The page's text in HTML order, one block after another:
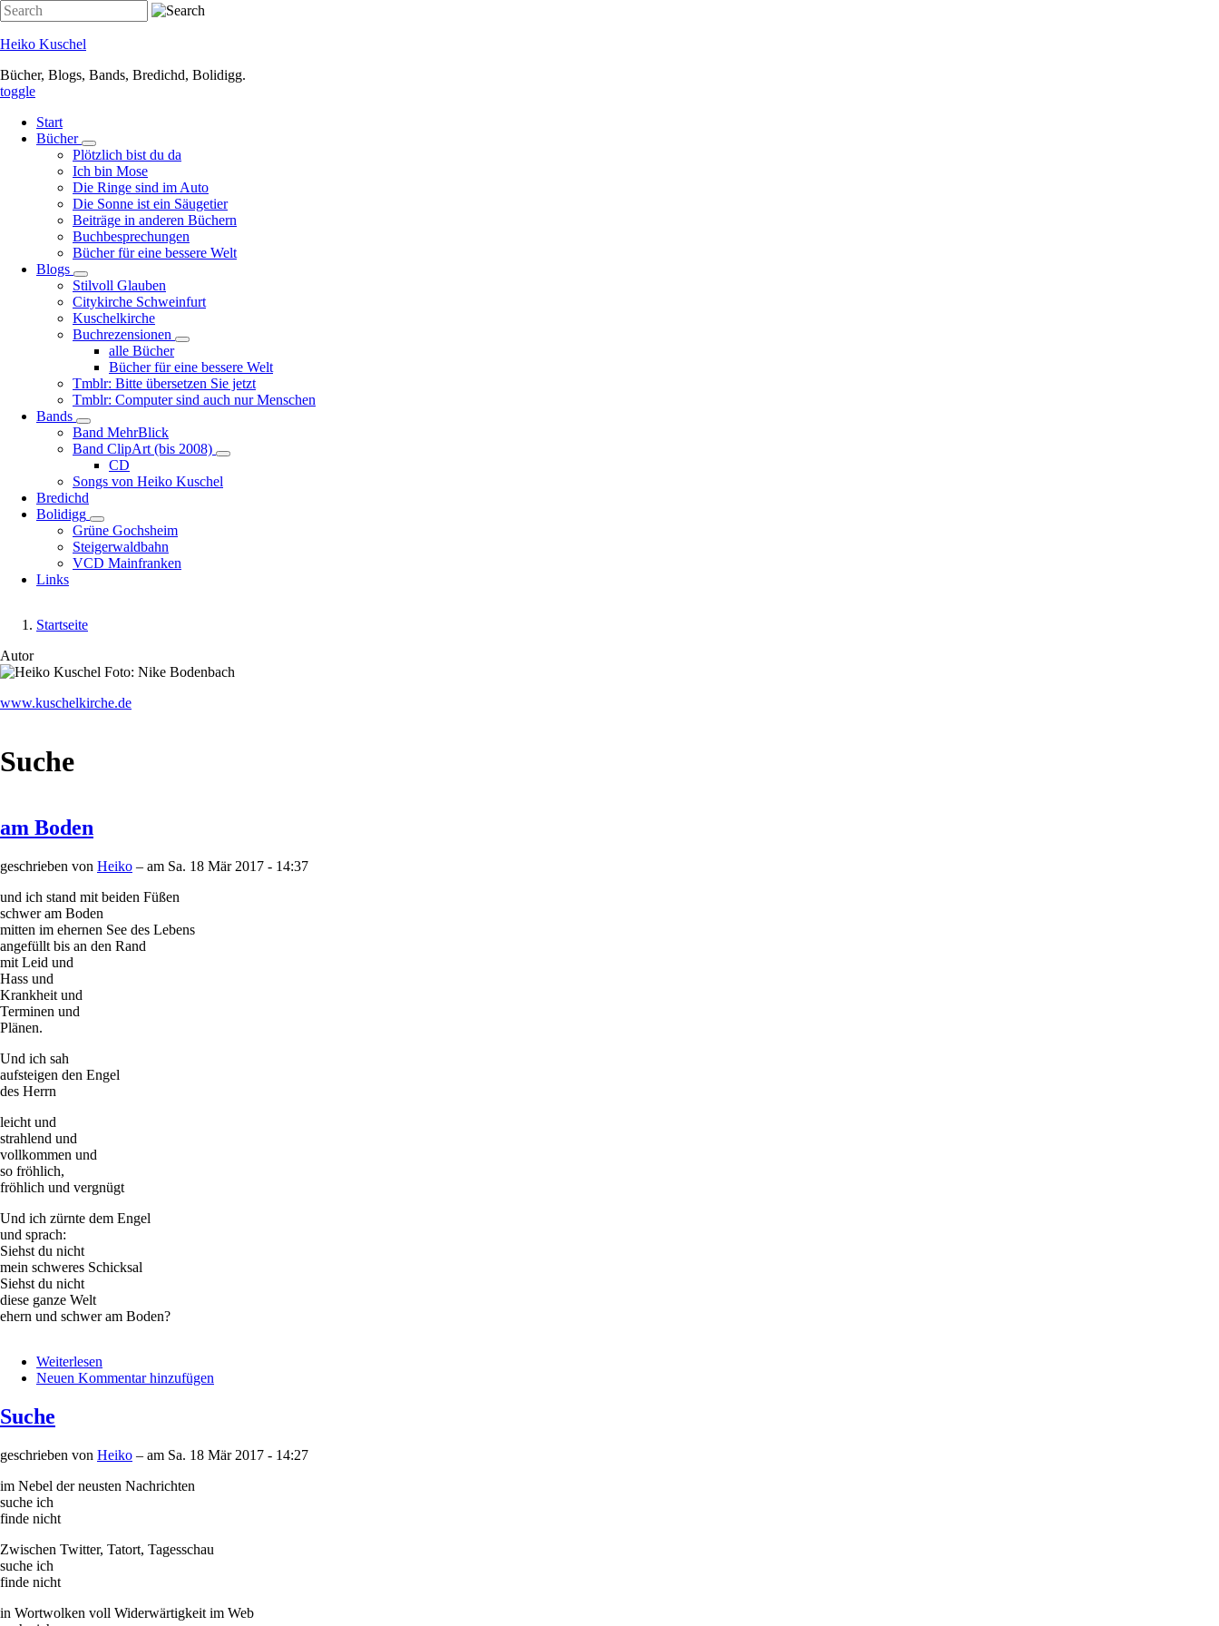
Direkt
zum
Inhalt
Search
Heiko Kuschel
Bücher, Blogs, Bands, Bredichd, Bolidigg.
toggle
Start
Bücher
Unternavigation
von
Bücher
Plötzlich bist du da
Ich bin Mose
Die Ringe sind im Auto
Die Sonne ist ein Säugetier
Beiträge in anderen Büchern
Buchbesprechungen
Bücher für eine bessere Welt
Blogs
Unternavigation
von
Blogs
Stilvoll Glauben
Citykirche Schweinfurt
Kuschelkirche
Buchrezensionen
Unternavigation
von
Buchrezensionen
alle Bücher
Bücher für eine bessere Welt
Tmblr: Bitte übersetzen Sie jetzt
Tmblr: Computer sind auch nur Menschen
Bands
Unternavigation
von
Bands
Band MehrBlick
Band ClipArt (bis 2008)
Unternavigation
CD
Songs von Heiko Kuschel
Bredichd
Bolidigg
Unternavigation
von
Bolidigg
Grüne Gochsheim
Steigerwaldbahn
VCD Mainfranken
Links
Pfadnavigation
Startseite
Autor
Image
www.kuschelkirche.de
Suche
am Boden
geschrieben von Heiko – am Sa. 18 Mär 2017 - 14:37
und ich stand mit beiden Füßen
schwer am Boden
mitten im ehernen See des Lebens
angefüllt bis an den Rand
mit Leid und
Hass und
Krankheit und
Terminen und
Plänen.
Und ich sah
aufsteigen den Engel
des Herrn
leicht und
strahlend und
vollkommen und
so fröhlich,
fröhlich und vergnügt
Und ich zürnte dem Engel
und sprach:
Siehst du nicht
mein schweres Schicksal
Siehst du nicht
diese ganze Welt
ehern und schwer am Boden?
Weiterlesen
am
Neuen Kommentar hinzufügen
Suche
geschrieben von Heiko – am Sa. 18 Mär 2017 - 14:27
im Nebel der neusten Nachrichten
suche ich
finde nicht
Zwischen Twitter, Tatort, Tagesschau
suche ich
finde nicht
in Wortwolken voll Widerwärtigkeit im Web